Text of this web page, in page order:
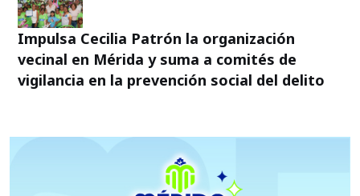
Impulsa Cecilia Patrón la organización
vecinal en Mérida y suma a comités de
vigilancia en la prevención social del delito